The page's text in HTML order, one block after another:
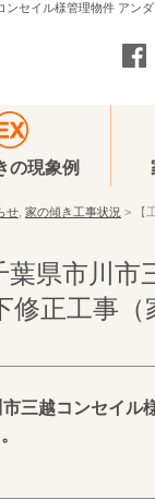
ンセイル様管理物件 アン
の現象例
せ 家の傾き工事状況 > 【
葉県市川
修正工事
三越コンセイル